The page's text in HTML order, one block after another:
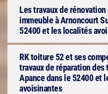
Les travaux de
immeuble à Arnoncourt
52400 et les localités
RK toiture 52 et ses
travaux de réparation
Apance dans le 52400 et
avoisinantes